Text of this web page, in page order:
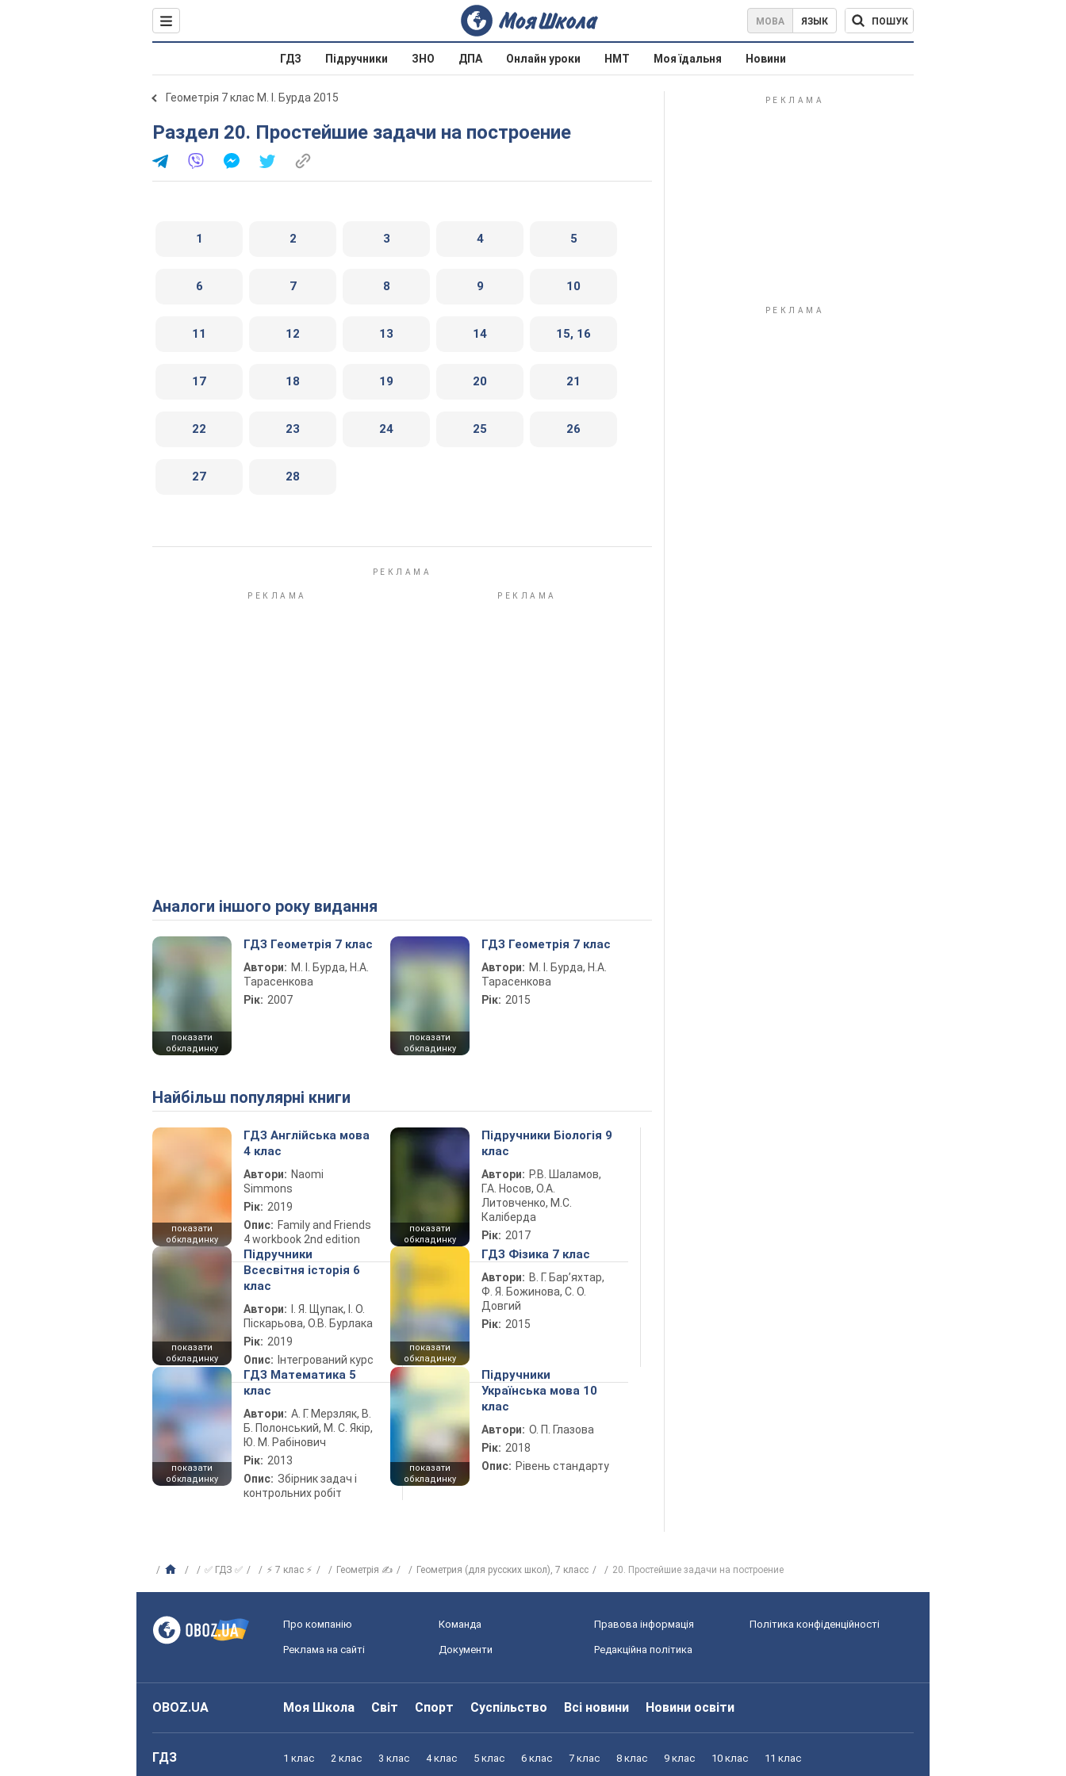
МОВА ЯЗЫК ПОШУК
ГДЗ Підручники ЗНО ДПА Онлайн уроки НМТ Моя їдальня Новини
Геометрія 7 клас М. І. Бурда 2015
Раздел 20. Простейшие задачи на построение
1 2 3 4 5
6 7 8 9 10
11 12 13 14 15, 16
17 18 19 20 21
22 23 24 25 26
27 28
Аналоги іншого року видання
показати
обкладинку
ГДЗ Геометрія 7 клас
Автори: М. І. Бурда, Н.А.
Тарасенкова
Рік: 2007
показати
обкладинку
ГДЗ Геометрія 7 клас
Автори: М. І. Бурда, Н.А.
Тарасенкова
Рік: 2015
Найбільш популярні книги
показати
обкладинку
ГДЗ Англійська мова
4 клас
Автори: Naomi
Simmons
Рік: 2019
Опис: Family and Friends
4 workbook 2nd edition
показати
обкладинку
Підручники Біологія 9
клас
Автори: Р.В. Шаламов,
Г.А. Носов, О.А.
Литовченко, М.С.
Каліберда
Рік: 2017
показати
обкладинку
Підручники
Всесвітня історія 6
клас
Автори:
І. Я. Щупак, І. О.
Піскарьова, О.В. Бурлака
Рік: 2019
Опис: Інтегрований курс
показати
обкладинку
ГДЗ Фізика 7 клас
Автори: В. Г. Бар’яхтар,
Ф. Я. Божинова, С. О.
Довгий
Рік: 2015
показати
обкладинку
ГДЗ Математика 5
клас
Автори: А. Г. Мерзляк, В.
Б. Полонський, М. С. Якір,
Ю. М. Рабінович
Рік: 2013
Опис: Збірник задач і
контрольних робіт
показати
обкладинку
Підручники
Українська мова 10
клас
Автори: О. П. Глазова
Рік: 2018
Опис: Рівень стандарту
✅ ГДЗ ✅ ⚡ 7 клас ⚡ Геометрія ✍ Геометрия (для русских школ), 7 класс 20. Простейшие задачи на построение
Про компанію Команда Правова інформація Політика конфіденційності
Реклама на сайті Документи Редакційна політика
OBOZ.UA Моя Школа Світ Спорт Суспільство Всі новини Новини освіти
ГДЗ 1 клас 2 клас 3 клас 4 клас 5 клас 6 клас 7 клас 8 клас 9 клас 10 клас 11 клас